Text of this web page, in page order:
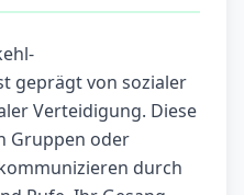
geprägt von sozialer
Verteidigung. Diese
Gruppen oder
durch